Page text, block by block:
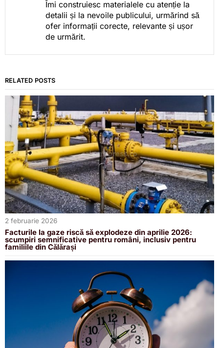
Îmi construiesc materialele cu atenție la
detalii și la nevoile publicului, urmărind să
ofer informații corecte, relevante și ușor
de urmărit.
RELATED POSTS
2 februarie 2026
Facturile la gaze riscă să explodeze din aprilie 2026:
scumpiri semnificative pentru români, inclusiv pentru
familiile din Călărași